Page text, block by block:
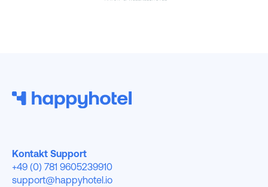
Kontakt Support
+49 (0) 781 9605239910
support@happyhotel.io